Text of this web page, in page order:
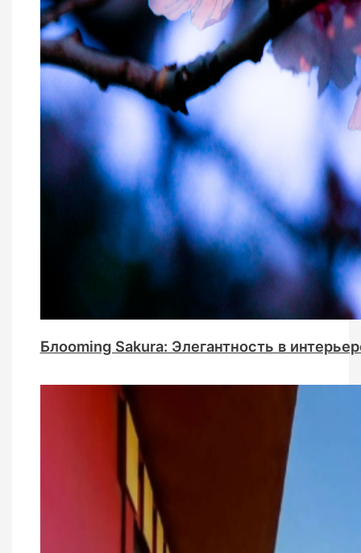
Блоoming Sakura: Элегантность в